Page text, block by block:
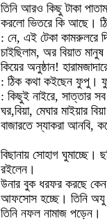
তিনি আরও কিছু টাকা
করলো ভিতরে কি আছে।
: নে, এই টেকা কামরুলরে
চাইছিলাম, অর বিয়াত
কিয়ের অনুষ্ঠান!
: ঠিক কথা কইছেন ফুপু।
: কিছুই নাইরে, সাত্তার
ঘর,বিয়া, মেঘার মাইয়ার
বাজারতে স্যাকরা আনবি,
বিছানায় সোহাগ ঘুমাচ্ছে।
রইলেন।
উনার বুক ধরফর করছে
আফসোস হচ্ছে। তিনি
তিনি নফল নামাজ পড়েন।